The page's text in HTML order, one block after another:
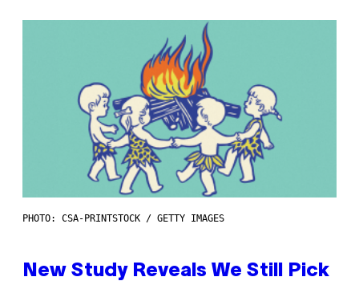
PHOTO: CSA-PRINTSTOCK / GETTY IMAGES
New Study Reveals We Still Pick